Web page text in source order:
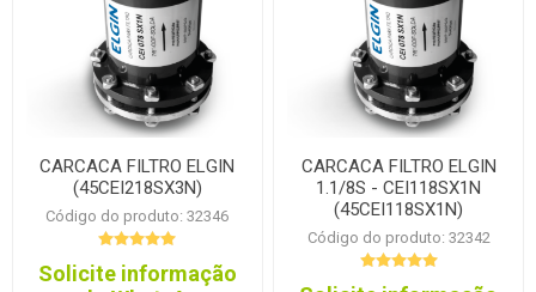
CARCACA FILTRO ELGIN
(45CEI218SX3N)
Código do produto: 32346
Solicite informação
CARCACA FILTRO ELGIN
1.1/8S - CEI118SX1N
(45CEI118SX1N)
Código do produto: 32342